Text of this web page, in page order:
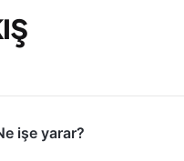
işe yarar?